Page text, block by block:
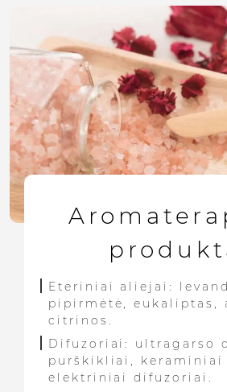
Eteriniai aliejai:
pipirmėtė, eukaliptas,
citrinos.
Difuzoriai: ultragarso
purškikliai, keraminiai
elektriniai difuzoriai.